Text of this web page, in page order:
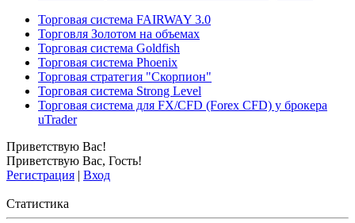
Торговая система FAIRWAY 3.0
Торговля Золотом на объемах
Торговая система Goldfish
Торговая система Phoenix
Торговая стратегия "Скорпион"
Торговая система Strong Level
Торговая система для FX/CFD (Forex CFD) у брокера
uTrader
Приветствую Вас!
Приветствую Вас, Гость!
Регистрация | Вход
Статистика